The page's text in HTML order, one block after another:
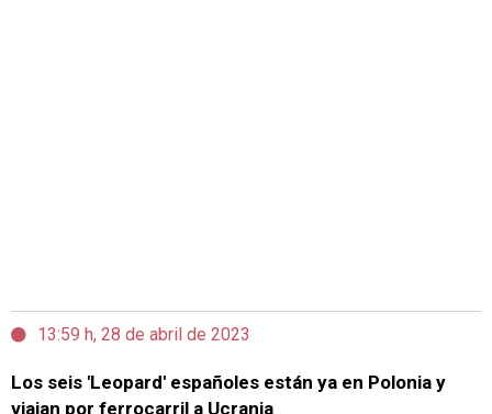
13:59 h, 28 de abril de 2023
Los seis 'Leopard' españoles están ya en Polonia y
viajan por ferrocarril a Ucrania